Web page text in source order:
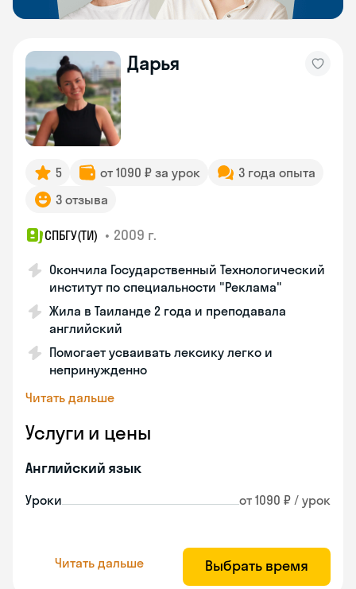
Дарья
5 от 1090 ₽ за урок
3 года опыта
3 отзыва
СПБГУ(ТИ) • 2009 г.
Окончила Государственный Технологический
институт по специальности "Реклама"
Жила в Таиланде 2 года и преподавала
английский
Помогает усваивать лексику легко и
непринужденно
Читать дальше
Услуги и цены
Английский язык
Уроки от 1090 ₽ / урок
Читать дальше Выбрать время